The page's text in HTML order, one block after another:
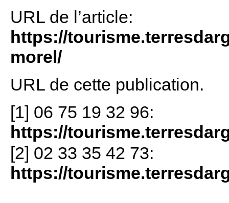
URL de l’article:
https://
morel/
URL de cette publication.
[1] 06 75 19 32 96:
https://
[2] 02 33 35 42 73:
https://